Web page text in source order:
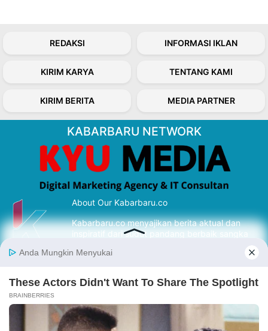
REDAKSI INFORMASI IKLAN
KIRIM KARYA TENTANG KAMI
KIRIM BERITA MEDIA PARTNER
KABARBARU NETWORK
About Our Kabarbaru.co
Kabarbaru.co menyajikan berita aktual dan
inspiratif dari sudut pandang berbaik sangka